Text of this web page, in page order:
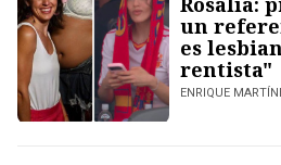
un
es
rentista"
ENRIQUE